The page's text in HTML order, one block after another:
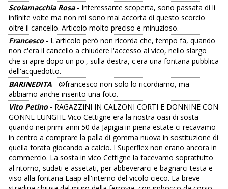
Scolamacchia Rosa - Interessante scoperta, sono passata di lì
infinite volte ma non mi sono mai accorta di questo scorcio
oltre il cancello. Articolo molto preciso e minuzioso.
Francesco - L'articolo però non ricorda che, tempo fa, quando
non c'era il cancello a chiudere l'accesso al vico, nello slargo
che si apre dopo un po', sulla destra, c'era una fontana pubblica
dell'acquedotto.
BARINEDITA - @francesco non solo lo ricordiamo, ma
abbiamo anche inserito una foto.
Vito Petino - RAGAZZINI IN CALZONI CORTI E DONNINE CON
GONNE LUNGHE Vico Cettigne era la nostra oasi di sosta
quando nei primi anni 50 da Japigia in piena estate ci recavamo
in centro a comprare la palla di gomma nuova in sostituzione di
quella forata giocando a calcio. I Superflex non erano ancora in
commercio. La sosta in vico Cettigne la facevamo soprattutto
al ritorno, sudati e assetati, per abbeverarci e bagnarci testa e
viso alla fontana Eaap all'interno del vicolo cieco. La breve